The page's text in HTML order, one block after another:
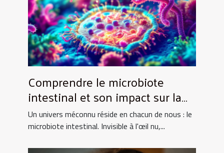
Comprendre le microbiote
intestinal et son impact sur la
santé globale
Un univers méconnu réside en chacun de nous : le
microbiote intestinal. Invisible à l'œil nu,...